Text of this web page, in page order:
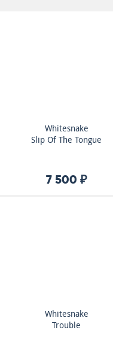
Whitesnake
Slip Of The Tongue
7 500 ₽
Whitesnake
Trouble